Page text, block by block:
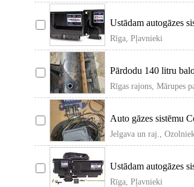
Ustādam autogāzes
Rīga, Pļavnieki
Pārdodu 140 litru
Rīgas rajons, Mārupes
Auto gāzes sistēmu
Veicam arī gāzes
Jelgava un raj.,
Ustādam autogāzes
benz
Rīga, Pļavnieki